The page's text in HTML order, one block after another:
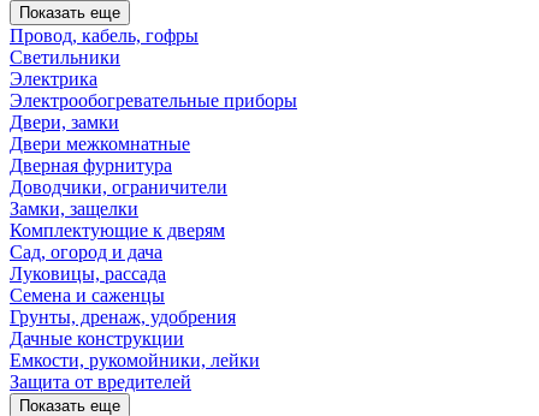
Показать еще
Провод, кабель, гофры
Светильники
Электрика
Электрообогревательные приборы
Двери, замки
Двери межкомнатные
Дверная фурнитура
Доводчики, ограничители
Замки, защелки
Комплектующие к дверям
Сад, огород и дача
Луковицы, рассада
Семена и саженцы
Грунты, дренаж, удобрения
Дачные конструкции
Емкости, рукомойники, лейки
Защита от вредителей
Показать еще